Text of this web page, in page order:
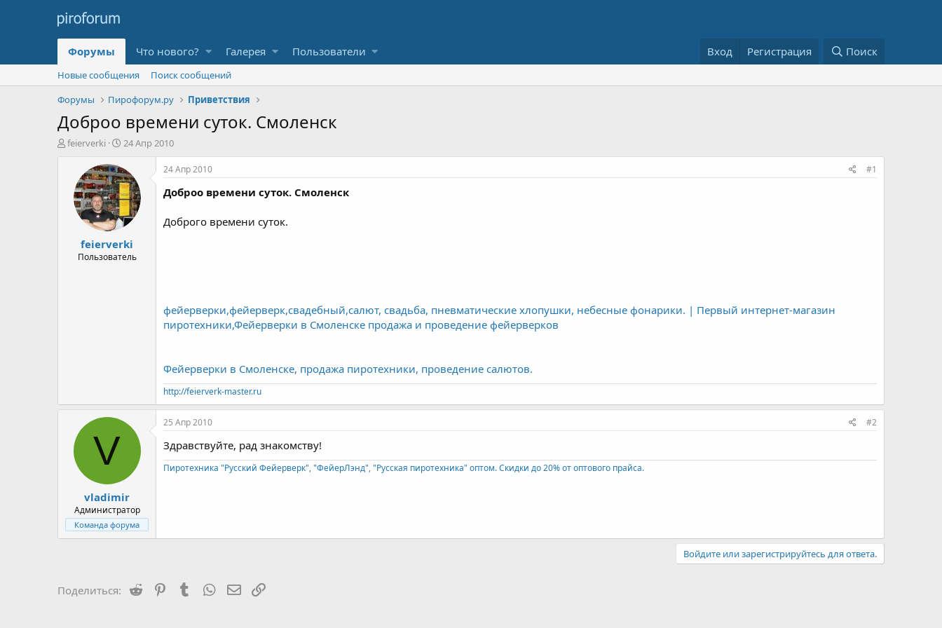
Форумы Что нового? Галерея Пользователи Вход Регистрация Поиск
Новые сообщения
Поиск сообщений
Форумы
Пирофорум.ру Приветствия
Доброо времени суток. Смоленск
А
feierverki
Д
т
а
н
а
ч
а
л
а
24 Апр 2010
feierverki
Пользователь
24 Апр 2010 #1
Доброо времени суток. Смоленск
Доброго времени суток.
фейерверки,фейерверк,свадебный,салют, свадьба, пневматические хлопушки, небесные фонарики. | Первый интернет-магазин
пиротехники,Фейерверки в Смоленске продажа и проведение фейерверков
Фейерверки в Смоленске, продажа пиротехники, проведение салютов.
http://feierverk-master.ru
V
vladimir
Администратор
Команда форума
25 Апр 2010 #2
Здравствуйте, рад знакомству!
Пиротехника "Русский Фейерверк", "ФейерЛэнд", "Русская пиротехника" оптом. Скидки до 20% от оптового прайса.
Войдите или зарегистрируйтесь для ответа.
Поделиться: Reddit PinterestTumblrWhatsAppЭлектронная почта
Ссылка